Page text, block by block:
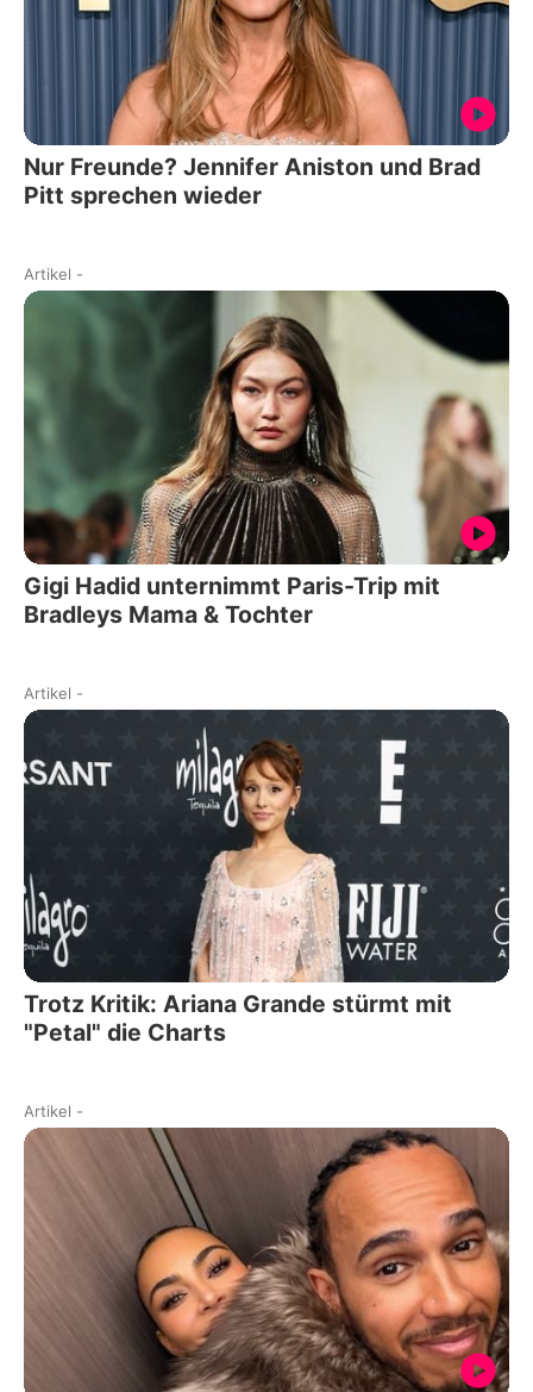
Nur Freunde? Jennifer Aniston und Brad
Pitt sprechen wieder
Artikel -
Gigi Hadid unternimmt Paris-Trip mit
Bradleys Mama & Tochter
Artikel -
Trotz Kritik: Ariana Grande stürmt mit
"Petal" die Charts
Artikel -